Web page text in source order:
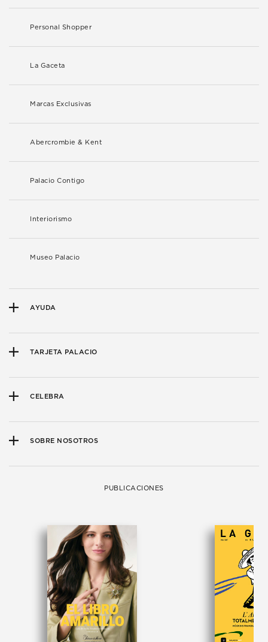
Personal Shopper
La Gaceta
Marcas Exclusivas
Abercrombie & Kent
Palacio Contigo
Interiorismo
Museo Palacio
AYUDA
TARJETA PALACIO
CELEBRA
SOBRE NOSOTROS
PUBLICACIONES